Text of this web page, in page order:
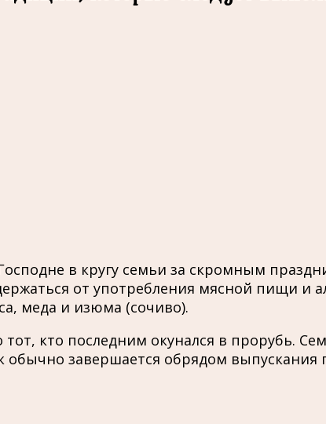
в кругу семьи за скромным
от употребления мясной пищи и
меда и изюма (сочиво).
кто последним окунался в прорубь.
обычно завершается обрядом